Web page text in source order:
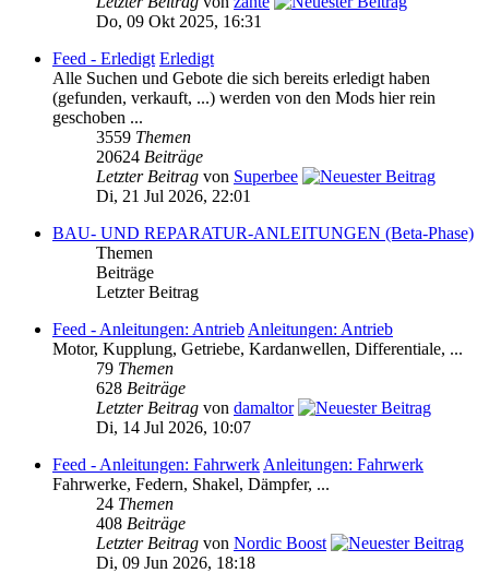
Do, 09 Okt 2025, 16:31
Feed - Erledigt Erledigt
Alle Suchen und Gebote die sich bereits erledigt haben
(gefunden, verkauft, ...) werden von den Mods hier rein
geschoben ...
3559 Themen
20624 Beiträge
Letzter Beitrag von Superbee
Di, 21 Jul 2026, 22:01
BAU- UND REPARATUR-ANLEITUNGEN (Beta-Phase)
Themen
Beiträge
Letzter Beitrag
Feed - Anleitungen: Antrieb Anleitungen: Antrieb
Motor, Kupplung, Getriebe, Kardanwellen, Differentiale, ...
79 Themen
628 Beiträge
Letzter Beitrag von damaltor
Di, 14 Jul 2026, 10:07
Feed - Anleitungen: Fahrwerk Anleitungen: Fahrwerk
Fahrwerke, Federn, Shakel, Dämpfer, ...
24 Themen
408 Beiträge
Letzter Beitrag von Nordic Boost
Di, 09 Jun 2026, 18:18